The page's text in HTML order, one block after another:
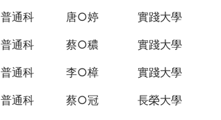
普通科
唐○婷 實踐大學
普通科
蔡○穠 實踐大學
普通科
李○樟 實踐大學
普通科
蔡○冠 長榮大學